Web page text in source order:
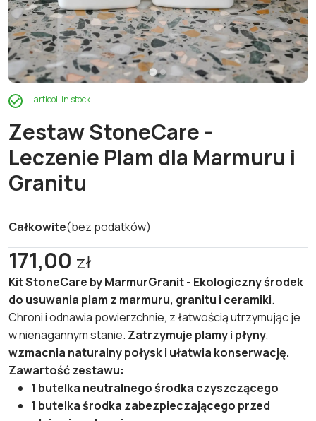
articoli in stock
Zestaw StoneCare -
Leczenie Plam dla Marmuru i
Granitu
Całkowite(bez podatków)
171,00 zł
Kit StoneCare by MarmurGranit- Ekologiczny środek
do usuwania plam z marmuru, granitu i ceramiki.
Chroni i odnawia powierzchnie, z łatwością utrzymując je
w nienagannym stanie. Zatrzymuje plamy i płyny,
wzmacnia naturalny połysk i ułatwia konserwację.
Zawartość zestawu:
1 butelka neutralnego środka czyszczącego
1 butelka środka zabezpieczającego przed